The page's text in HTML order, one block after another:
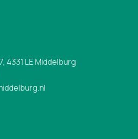
4331 LE Middelburg